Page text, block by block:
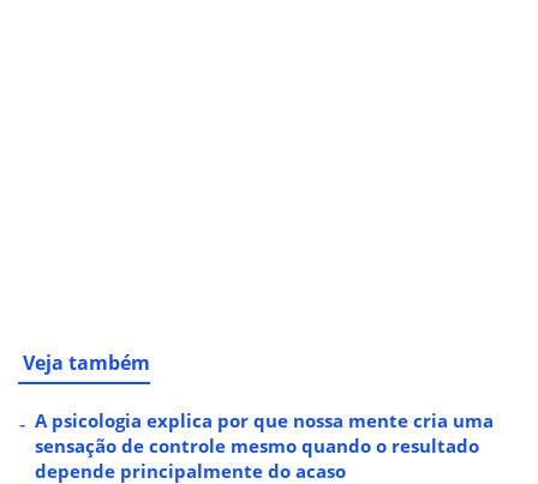
Veja também
A psicologia explica por que nossa mente cria uma
sensação de controle mesmo quando o resultado
depende principalmente do acaso